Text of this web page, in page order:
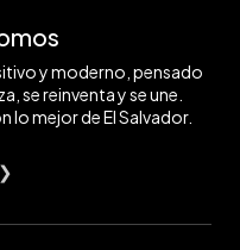
y moderno, pensado
se reinventa y se une.
lo mejor de El Salvador.